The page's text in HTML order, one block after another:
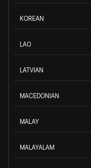
KOREAN
LAO
LATVIAN
MACEDONIAN
MALAY
MALAYALAM